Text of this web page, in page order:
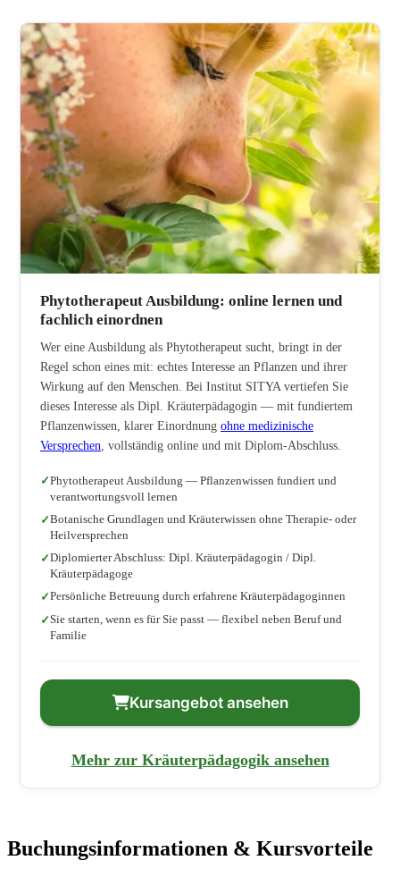
216.73.217.131 2026-08-08 23:58:37
Phytotherapeut Ausbildung: online lernen und
fachlich einordnen
Wer eine Ausbildung als Phytotherapeut sucht, bringt in der
Regel schon eines mit: echtes Interesse an Pflanzen und ihrer
Wirkung auf den Menschen. Bei Institut SITYA vertiefen Sie
dieses Interesse als Dipl. Kräuterpädagogin — mit fundiertem
Pflanzenwissen, klarer Einordnung ohne medizinische
Versprechen , vollständig online und mit Diplom-Abschluss.
Phytotherapeut Ausbildung — Pflanzenwissen fundiert und
verantwortungsvoll lernen
Botanische Grundlagen und Kräuterwissen ohne Therapie- oder
Heilversprechen
Diplomierter Abschluss: Dipl. Kräuterpädagogin / Dipl.
Kräuterpädagoge
Persönliche Betreuung durch erfahrene Kräuterpädagoginnen
Sie starten, wenn es für Sie passt — flexibel neben Beruf und
Familie
Kursangebot ansehen
Mehr zur Kräuterpädagogik ansehen
Buchungsinformationen & Kursvorteile